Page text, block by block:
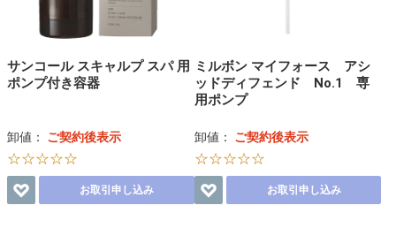
サンコール スキャルプ スパ 用
ポンプ付き容器
卸値： ご契約後表示
☆☆☆☆☆
お取引申し込み
ミルボン マイフォース アシ
ッドディフェンド No.1 専
用ポンプ
卸値： ご契約後表示
☆☆☆☆☆
お取引申し込み